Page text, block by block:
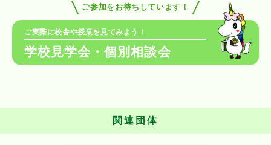
ご参加をお待ちしています！
ご実際に校舎や授業を見てみよう！
学校見学会・個別相談会
関連団体